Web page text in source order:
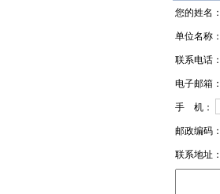
您的姓名：
单位名称：
联系电话：
电子邮箱：
手 机：
邮政编码：
联系地址：